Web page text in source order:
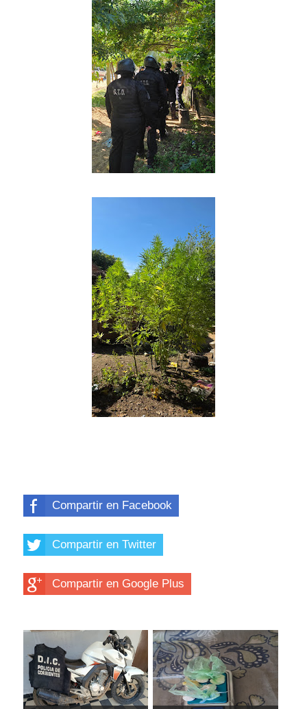
Compartir en Facebook
Compartir en Twitter
Compartir en Google Plus